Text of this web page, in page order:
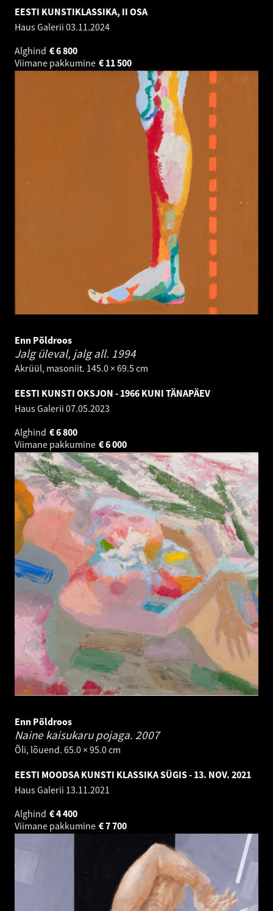
EESTI KUNSTIKLASSIKA, II OSA
Haus Galerii 03.11.2024
Alghind
6 800
€
Viimane pakkumine
11 500
€
Enn Põldroos
Jalg üleval, jalg all. 1994
Akrüül, masoniit. 145.0 × 69.5 cm
EESTI KUNSTI OKSJON - 1966 KUNI TÄNAPÄEV
Haus Galerii 07.05.2023
Alghind
6 800
€
Viimane pakkumine
6 000
€
Enn Põldroos
Naine kaisukaru pojaga. 2007
Õli, lõuend. 65.0 × 95.0 cm
EESTI MOODSA KUNSTI KLASSIKA SÜGIS - 13. NOV. 2021
Haus Galerii 13.11.2021
Alghind
4 400
€
Viimane pakkumine
7 700
€